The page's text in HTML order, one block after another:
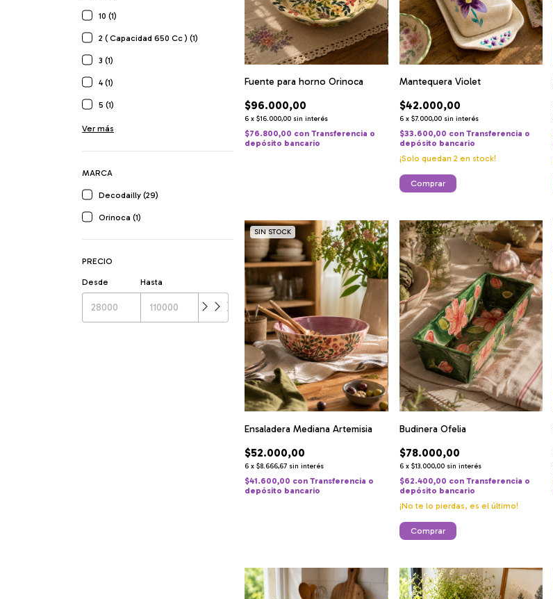
10 (1)
2 ( Capacidad 650 Cc ) (1)
3 (1)
4 (1)
5 (1)
Ver más
MARCA
Decodailly (29)
Orinoca (1)
PRECIO
Desde Hasta
Fuente para horno Orinoca
$96.000,00
6 x$16.000,00 sin interés
$76.800,00 con Transferencia o
depósito bancario
Mantequera Violet
$42.000,00
6 x $7.000,00 sin interés
$33.600,00 con Transferencia o
depósito bancario
¡Solo quedan 2 en stock!
SIN STOCK
Ensaladera Mediana Artemisia
$52.000,00
6 x$8.666,67 sin interés
$41.600,00 con Transferencia o
depósito bancario
Budinera Ofelia
$78.000,00
6 x $13.000,00 sin interés
$62.400,00 con Transferencia o
depósito bancario
¡No te lo pierdas, es el último!